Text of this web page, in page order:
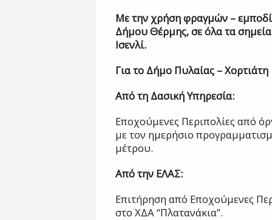
Με την χρήση φραγμών –
Δήμου Θέρμης, σε όλα τα
Ισενλί.
Για το Δήμο Πυλαίας – Χορτιάτη
Από τη Δασική Υπηρεσία:
Εποχούμενες Περιπολίες από
με τον ημερήσιο
μέτρου.
Από την ΕΛΑΣ:
Επιτήρηση από Εποχούμενες
στο ΧΔΑ “Πλατανάκια”.